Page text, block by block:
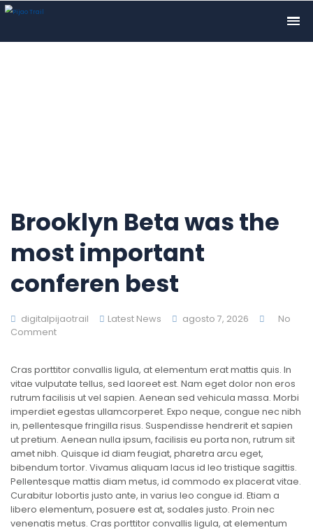
Brooklyn Beta was the
most important
conferen best
digitalpijaotrail Latest News agosto 7, 2026
No
Comment
Cras porttitor convallis ligula, at elementum erat mattis quis. In
vitae vulputate tellus, sed laoreet est. Nam eget dolor non eros
rutrum facilisis ut vel sapien. Aenean sed vehicula massa. Morbi
imperdiet egestas ullamcorperet. Expo neque, congue nec nibh
in, pellentesque fringilla risus. Suspendisse hendrerit et sapien
ut pretium. Aenean nulla ipsum, facilisis eu porta non, rutrum sit
amet nibh. Quisque id diam feugiat, pharetra arcu eget,
bibendum tortor. Vivamus aliquam lacus id leo tristique sagittis.
Pellentesque mattis diam metus, id commodo ex placerat vitae.
Curabitur lobortis justo ante, in varius leo congue id. Etiam a
libero elementum, posuere est at, sodales justo. Proin nec
venenatis metus. Cras porttitor convallis ligula, at elementum